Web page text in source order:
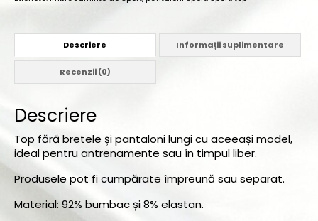
Descriere Informații suplimentare
Recenzii (0)
Descriere
Top fără bretele și pantaloni lungi cu aceeași model,
ideal pentru antrenamente sau în timpul liber.
Produsele pot fi cumpărate împreună sau separat.
Material: 92% bumbac și 8% elastan.